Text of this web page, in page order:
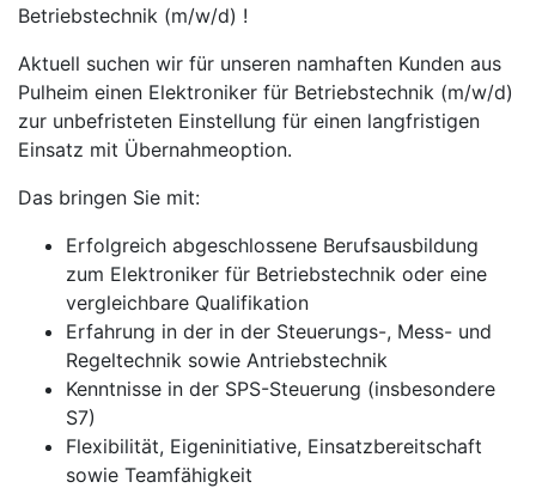
Betriebstechnik (m/w/d) !
Aktuell suchen wir für unseren namhaften Kunden aus
Pulheim einen Elektroniker für Betriebstechnik (m/w/d)
zur unbefristeten Einstellung für einen langfristigen
Einsatz mit Übernahmeoption.
Das bringen Sie mit:
Erfolgreich abgeschlossene Berufsausbildung
zum Elektroniker für Betriebstechnik oder eine
vergleichbare Qualifikation
Erfahrung in der in der Steuerungs-, Mess- und
Regeltechnik sowie Antriebstechnik
Kenntnisse in der SPS-Steuerung (insbesondere
S7)
Flexibilität, Eigeninitiative, Einsatzbereitschaft
sowie Teamfähigkeit